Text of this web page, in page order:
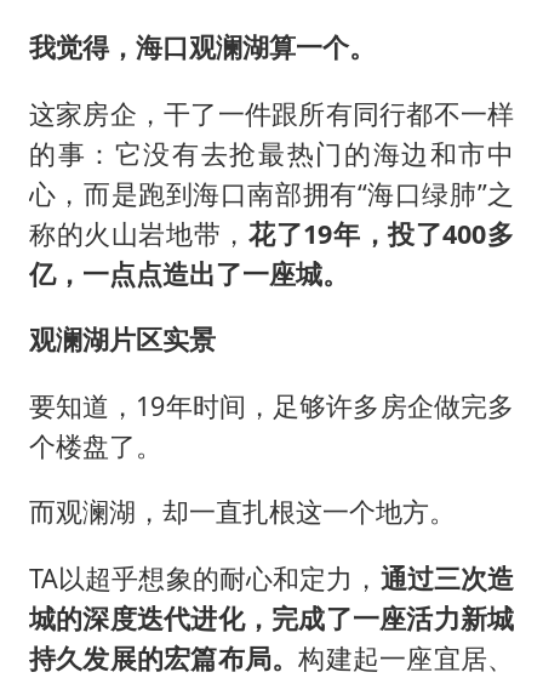
我觉得，海口观澜湖算一个。
这家房企，干了一件跟所有同行都不一样
的事：它没有去抢最热门的海边和市中
心，而是跑到海口南部拥有“海口绿肺”之
称的火山岩地带， 花了19年，投了400多
亿，一点点造出了一座城。
观澜湖片区实景
要知道，19年时间，足够许多房企做完多
个楼盘了。
而观澜湖，却一直扎根这一个地方。
TA以超乎想象的耐心和定力， 通过三次造
城的深度迭代进化，完成了一座活力新城
持久发展的宏篇布局。构建起一座宜居、